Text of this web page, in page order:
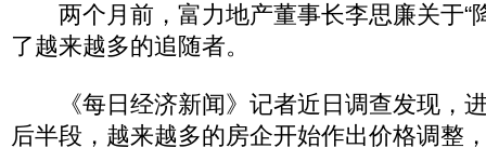
两个月前，富力地产董事长李思廉关于“
了越来越多的追随者。
《每日经济新闻》记者近日调查发现，进
后半段，越来越多的房企开始作出价格调整